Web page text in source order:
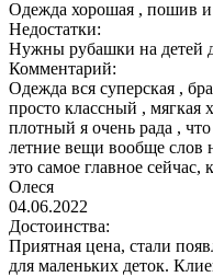
Одежда хорошая , пошив и
Недостатки:
Нужны рубашки на детей
Комментарий:
Одежда вся суперская ,
просто классный , мягкая
плотный я очень рада ,
летние вещи вообще слов
это самое главное
Олеся
04.06.2022
Достоинства:
Приятная цена, стали
для маленьких деток.